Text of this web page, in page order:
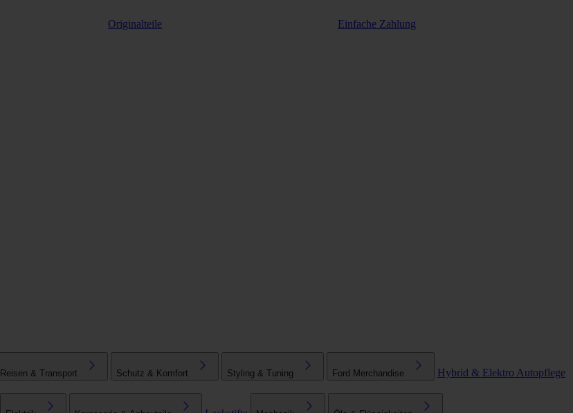
Originalteile Einfache Zahlung
Reisen & Transport Schutz & Komfort Styling & Tuning Ford Merchandise Hybrid & Elektro Autopflege